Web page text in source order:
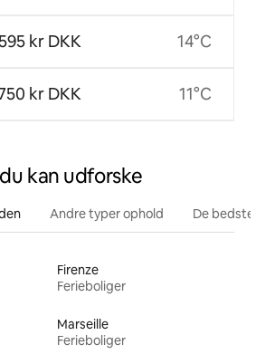
kr DKK
kr DKK
14°C
11°C
kan udforske
Andre typer ophold De
Firenze
Ferieboliger
Marseille
Ferieboliger